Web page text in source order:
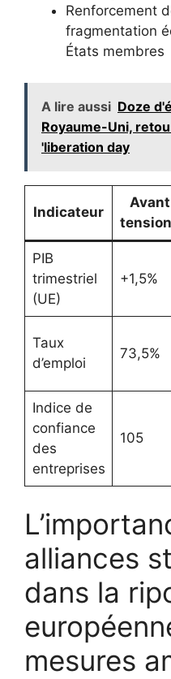
Renforcement
fragmentation
États membres
A lire aussi Doze
Royaume-Uni,
'liberation day
Indicateur
Avant
PIB
trimestriel
(UE)
+1,5%
Taux
d’emploi
73,5%
Indice de
confiance
des
entreprises
105
alliances
dans la
mesures